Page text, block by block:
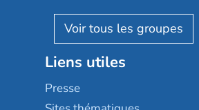
Reseda
Stella management
Les villages d'or
Sérénys
Résidences services Villa
Résidalya
Groupe aplus
AGE D'OR Services
Liens utiles
Presse